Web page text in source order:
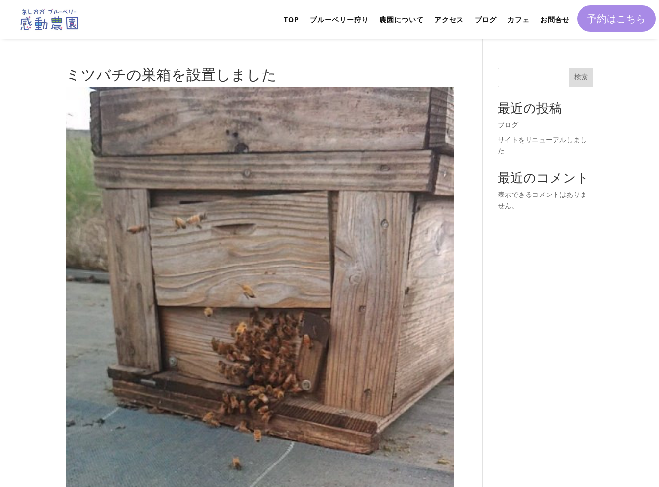
TOP ブルーベリー狩り 農園について アクセス ブログ カフェ お問合せ 予約はこちら
ミツバチの巣箱を設置しました 検索
最近の投稿
ブログ
サイトをリニューアルしまし
た
最近のコメント
表示できるコメントはありま
せん。